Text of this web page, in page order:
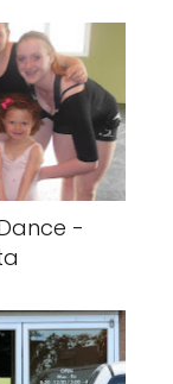
-